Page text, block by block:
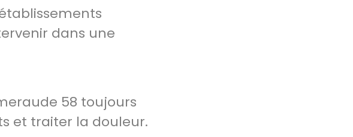
dans une
58 toujours
et traiter la douleur.